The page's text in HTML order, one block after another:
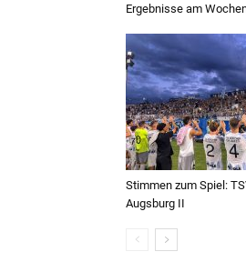
Ergebnisse am
Stimmen zum Spiel:
Augsburg II